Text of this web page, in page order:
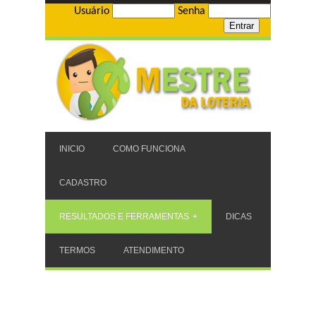
Usuário Senha
INICIO COMO FUNCIONA
CADASTRO
RESULTADOS E FERRAMENTAS DICAS
TERMOS ATENDIMENTO